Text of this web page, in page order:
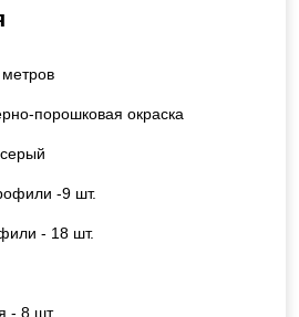
порошковая окраска
-9 шт.
- 18 шт.
- 8 шт.